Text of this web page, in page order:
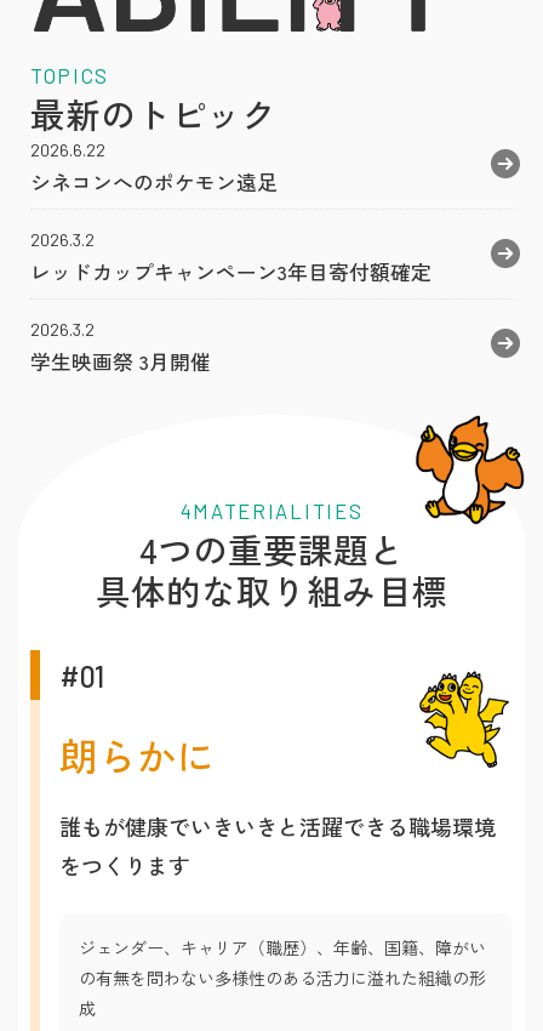
TOPICS
最新のトピック
2026.6.22
シネコンへのポケモン遠足
2026.3.2
レッドカップキャンペーン3年目寄付額確定
2026.3.2
学生映画祭 3月開催
4MATERIALITIES
4つの重要課題と
具体的な取り組み目標
#01
朗らかに
誰もが健康でいきいきと活躍できる職場環境
をつくります
ジェンダー、キャリア（職歴）、年齢、国籍、障がい
の有無を問わない多様性のある活力に溢れた組織の形
成